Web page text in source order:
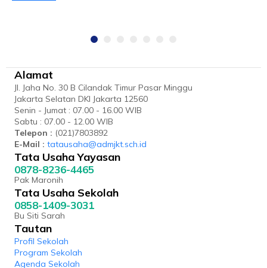
Alamat
Jl. Jaha No. 30 B Cilandak Timur Pasar Minggu
Jakarta Selatan DKI Jakarta 12560
Senin - Jumat : 07.00 - 16.00 WIB
Sabtu : 07.00 - 12.00 WIB
Telepon : (021)7803892
E-Mail : tatausaha@admjkt.sch.id
Tata Usaha Yayasan
0878-8236-4465
Pak Maronih
Tata Usaha Sekolah
0858-1409-3031
Bu Siti Sarah
Tautan
Profil Sekolah
Program Sekolah
Agenda Sekolah